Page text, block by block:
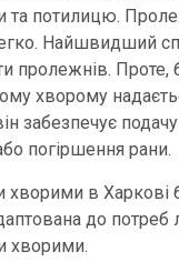
та потилицю.
Найшвидший
пролежнів.
хворому
забезпечує
погіршення рани.
в Харкові
до
хворими.